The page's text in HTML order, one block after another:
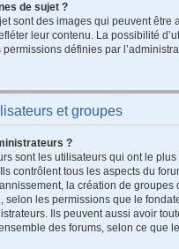
de sujet ?
sont des images qui peuvent être
leur contenu. La possibilité
définies par
et groupes
?
sont les utilisateurs qui ont le
contrôlent tous les aspects du
la création de groupes
selon les permissions que le
Ils peuvent aussi avoir
des forums, selon ce que